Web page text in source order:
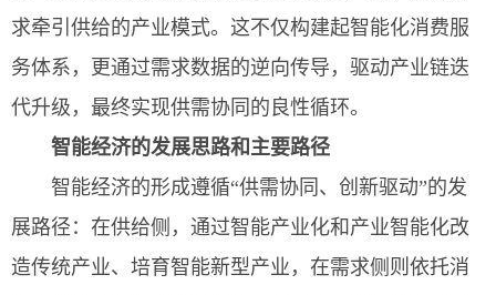
求牵引供给的产业模式。这不仅构建起智能化消费服
务体系，更通过需求数据的逆向传导，驱动产业链迭
代升级，最终实现供需协同的良性循环。
智能经济的发展思路和主要路径
智能经济的形成遵循“供需协同、创新驱动”的发
展路径：在供给侧，通过智能产业化和产业智能化改
造传统产业、培育智能新型产业，在需求侧则依托消